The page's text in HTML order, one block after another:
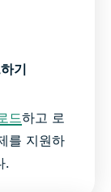
기
드하고 로
를 지원하
.